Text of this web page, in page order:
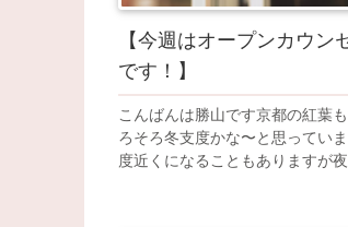
【今週はオープンカウン
です！】
こんばんは勝山です京都の紅葉
ろそろ冬支度かな〜と思ってい
度近くになることもありますが